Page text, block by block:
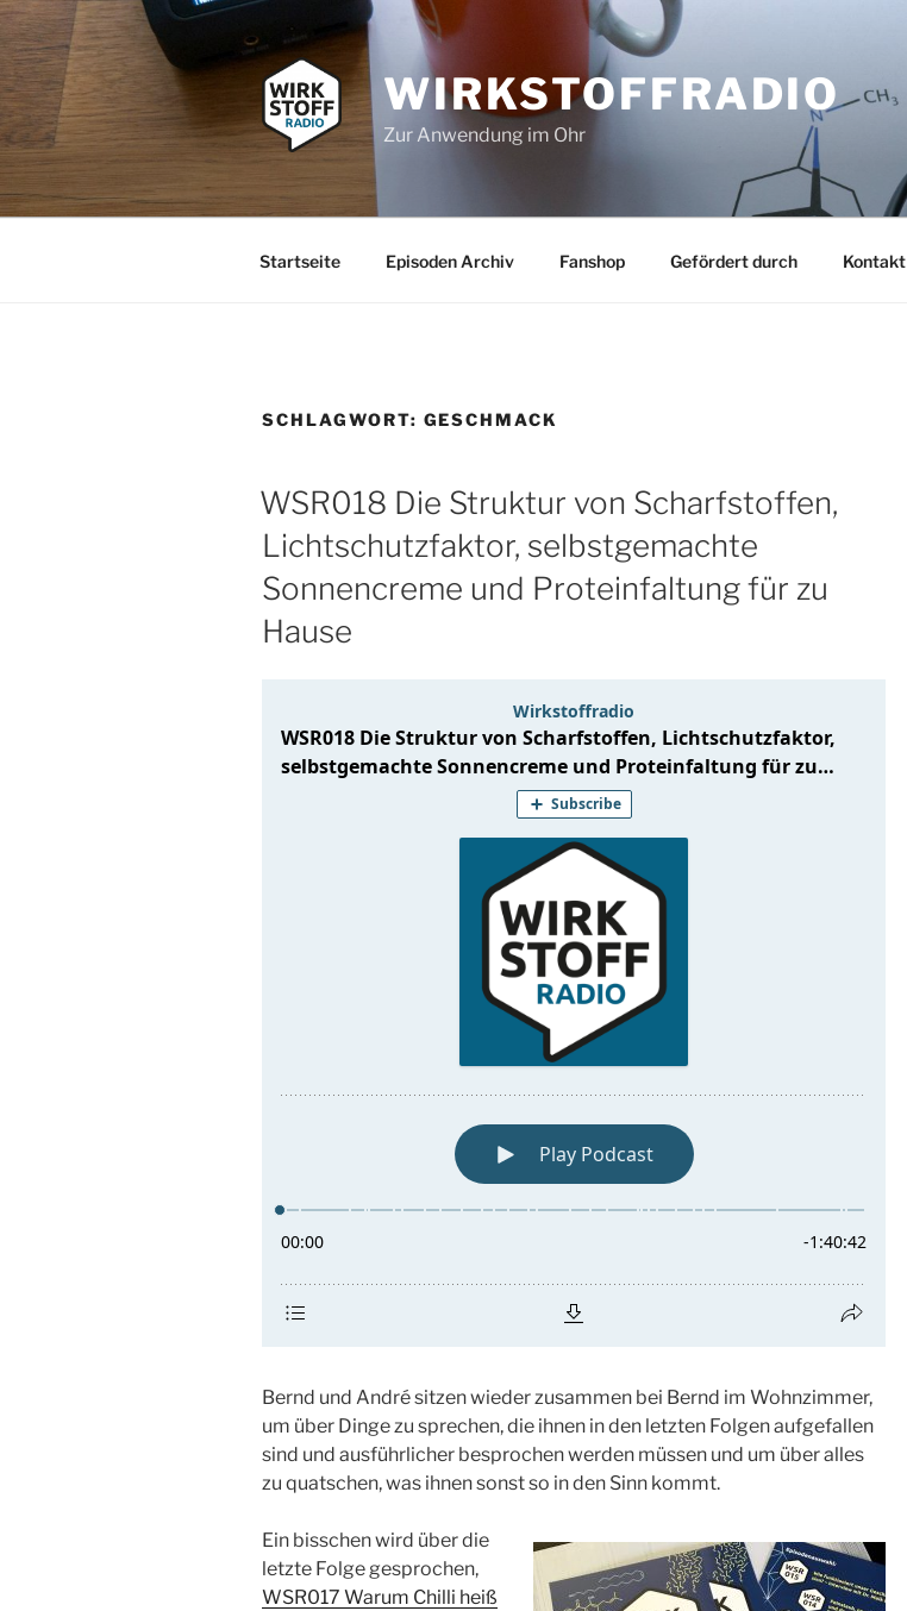
Zum
Inhalt
springen
WIRKSTOFFRADIO
Zur Anwendung im Ohr
Startseite Episoden Archiv Fanshop Gefördert durch Kontakt
SCHLAGWORT: GESCHMACK
WSR018 Die Struktur von Scharfstoffen,
Lichtschutzfaktor, selbstgemachte
Sonnencreme und Proteinfaltung für zu
Hause
Bernd und André sitzen wieder zusammen bei Bernd im Wohnzimmer,
um über Dinge zu sprechen, die ihnen in den letzten Folgen aufgefallen
sind und ausführlicher besprochen werden müssen und um über alles
zu quatschen, was ihnen sonst so in den Sinn kommt.
Ein bisschen wird über die
letzte Folge gesprochen,
WSR017 Warum Chilli heiß